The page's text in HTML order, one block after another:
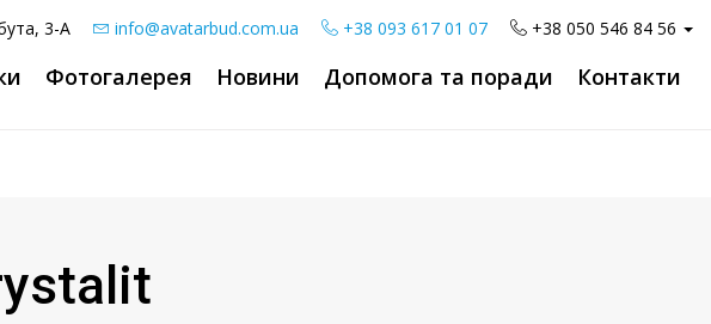
3-А info@avatarbud.com.ua +38 093 617 01 07 +38 050 546 84 56
Фотогалерея Новини Допомога та поради Контакти